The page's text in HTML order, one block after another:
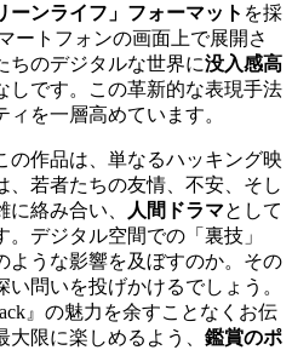
ーンライフ」フォーマット を採
ートフォンの画面上で展開さ
ちのデジタルな世界に没入感高
しです。この革新的な表現手法
を一層高めています。
の作品は、単なるハッキング映
、若者たちの友情、不安、そし
絡み合い、
人間ドラマとして
デジタル空間での「裏技」
ような影響を及ぼすのか。その
い問いを投げかけるでしょう。
』の魅力を余すことなくお伝
限に楽しめるよう、 鑑賞のポ